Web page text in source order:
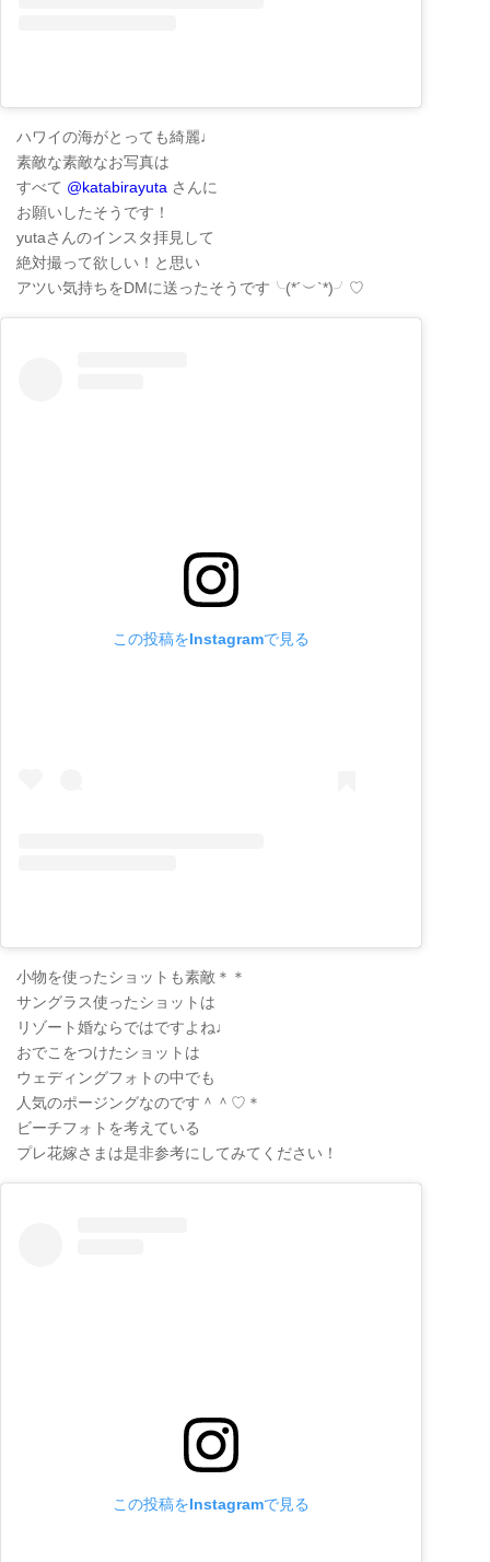
ハワイの海がとっても綺麗♩
素敵な素敵なお写真は
すべて @katabirayuta さんに
お願いしたそうです！
yutaさんのインスタ拝見して
絶対撮って欲しい！と思い
アツい気持ちをDMに送ったそうです╰(*´︶`*)╯♡
この投稿をInstagramで見る
小物を使ったショットも素敵＊＊
サングラス使ったショットは
リゾート婚ならではですよね♩
おでこをつけたショットは
ウェディングフォトの中でも
人気のポージングなのです＾＾♡＊
ビーチフォトを考えている
プレ花嫁さまは是非参考にしてみてください！
この投稿をInstagramで見る